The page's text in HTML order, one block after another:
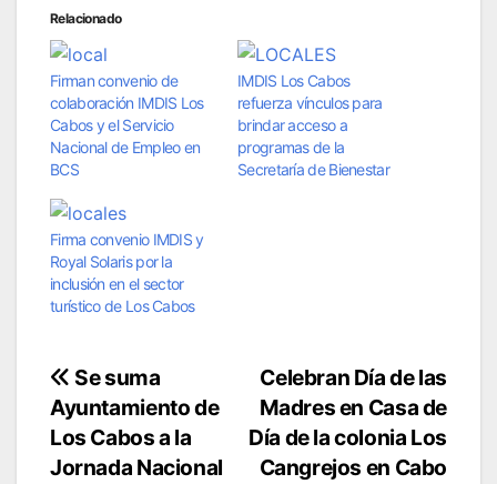
Relacionado
Firman convenio de
colaboración IMDIS Los
Cabos y el Servicio
Nacional de Empleo en
BCS
IMDIS Los Cabos
refuerza vínculos para
brindar acceso a
programas de la
Secretaría de Bienestar
Firma convenio IMDIS y
Royal Solaris por la
inclusión en el sector
turístico de Los Cabos
Navegación
de
entradas
Celebran Día de las
Madres en Casa de
Día de la colonia Los
Cangrejos en Cabo
Se suma
Ayuntamiento de
Los Cabos a la
Jornada Nacional